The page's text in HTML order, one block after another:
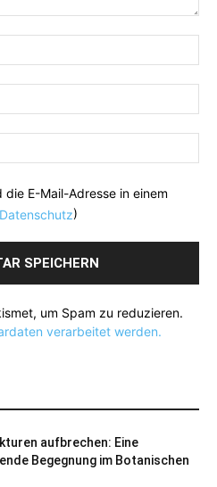
E-Mail-Adresse in einem
Datenschutz)
um Spam zu reduzieren.
verarbeitet werden.
aufbrechen: Eine
Begegnung im Botanischen